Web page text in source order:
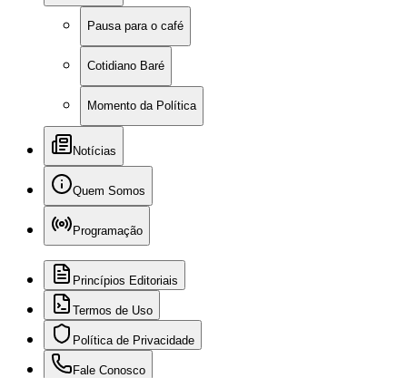
Pausa para o café
Cotidiano Baré
Momento da Política
Notícias
Quem Somos
Programação
Princípios Editoriais
Termos de Uso
Política de Privacidade
Fale Conosco